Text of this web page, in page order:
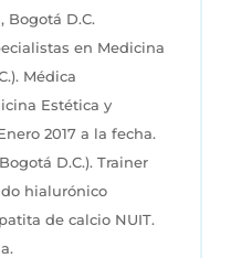
Bogotá D.C.
en Medicina
Médica
Estética y
2017 a la fecha.
D.C.). Trainer
hialurónico
de calcio NUIT.